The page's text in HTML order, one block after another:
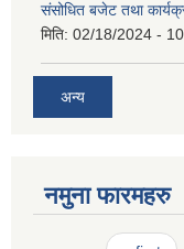
संसोधित बजेट तथा
मिति: 02/18/2024 -
अन्य
नमुना फारमहरु